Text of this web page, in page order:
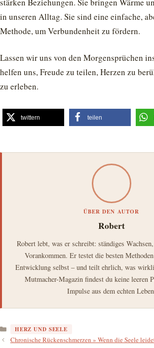
in unseren Alltag. Sie sind eine einfache,
Methode, um Verbundenheit zu fördern.
Lassen wir uns von den Morgensprüchen
helfen uns, Freude zu teilen, Herzen zu
zu erleben.
twittern teilen
ÜBER DEN AUTOR
Robert
Robert lebt, was er schreibt: ständiges
Vorankommen. Er testet die besten
Entwicklung selbst – und teilt ehrlich, was
Mutmacher-Magazin findest du keine leeren
Impulse aus dem echten
Kategorien
HERZ UND SEELE
Chronische Rückenschmerzen » Wenn die Seele